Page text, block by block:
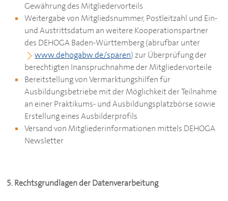
Gewährung des Mitgliedervorteils
Weitergabe von Mitgliedsnummer, Postleitzahl und Ein-
und Austrittsdatum an weitere Kooperationspartner
des DEHOGABaden-Württemberg (abrufbar unter
www.dehogabw.de/sparen) zur Überprüfung der
berechtigten Inanspruchnahme der Mitgliedervorteile
Bereitstellung von Vermarktungshilfen für
Ausbildungsbetriebe mit der Möglichkeit der Teilnahme
an einer Praktikums- und Ausbildungsplatzbörse sowie
Erstellung eines Ausbilderprofils
Versand von Mitgliederinformationen mittels DEHOGA
Newsletter
5. Rechtsgrundlagen der Datenverarbeitung